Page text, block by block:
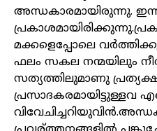
അന്ധകാരമായിരുന്നു.
മക്കളെപ്പോലെ
ഫലം സകല നന്മയിലും
സത്യത്തിലുമാണു
പ്രസാദകരമായിട്ടുള്ളവ